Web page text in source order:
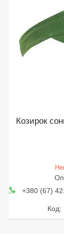
Козирок
+380 (67)